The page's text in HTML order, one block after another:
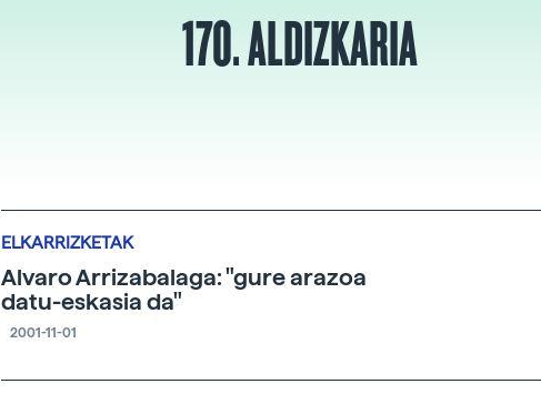
170. ALDIZKARIA
ELKARRIZKETAK
Alvaro Arrizabalaga: "gure arazoa
datu-eskasia da"
2001-11-01